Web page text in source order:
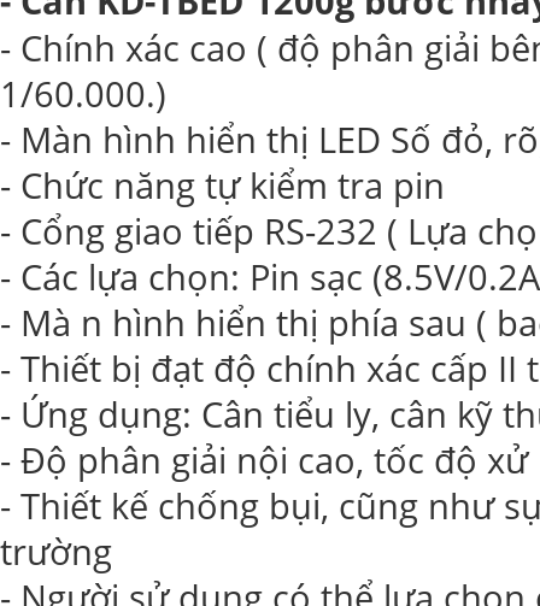
- Chính xác cao ( độ phân giải
1/60.000.)
- Màn hình hiển thị LED Số đỏ,
- Chức năng tự kiểm tra pin
- Cổng giao tiếp RS-232 ( Lựa
- Các lựa chọn: Pin sạc (8.5V/
- Mà n hình hiển thị phía sau (
- Thiết bị đạt độ chính xác cấp II
- Ứng dụng: Cân tiểu ly, cân kỹ
- Độ phân giải nội cao, tốc độ
- Thiết kế chống bụi, cũng như
trường